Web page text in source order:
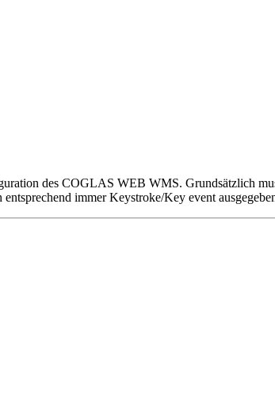
des COGLAS WEB WMS. Grundsätzlich
immer Keystroke/Key event